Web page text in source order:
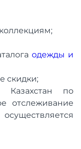
одежды и
скидки;
по
отслеживание